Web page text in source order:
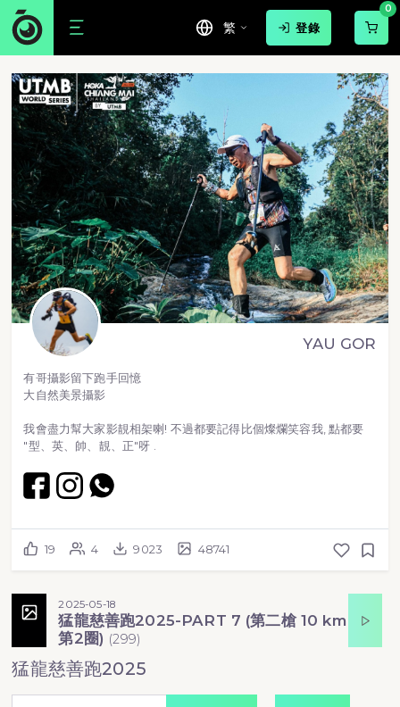
繁 登錄
0
YAU GOR
有哥攝影留下跑手回憶
大自然美景攝影
我會盡力幫大家影靚相架喇! 不過都要記得比個燦爛笑容我, 點都要
"型、英、帥、靚、正"呀 .
19 4 9023 48741
2025-05-18
猛龍慈善跑2025-PART 7 (第二槍 10 km
第2圈) (299)
猛龍慈善跑2025